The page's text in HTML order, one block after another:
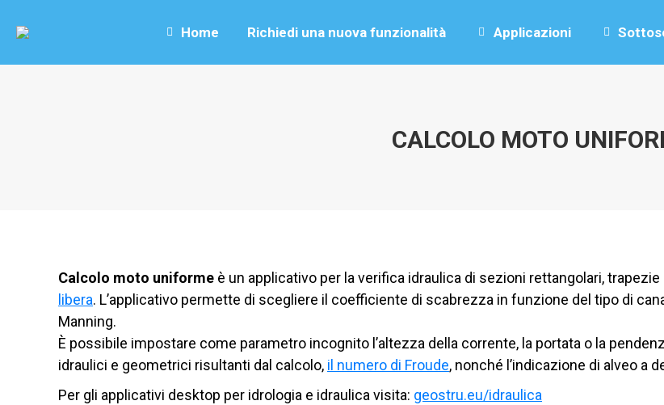
Home Richiedi una nuova funzionalità Applicazioni
CALCOLO MOTO
Calcolo moto uniforme è un applicativo per la verifica idraulica di sezioni rettangolari,
libera. L’applicativo permette di scegliere il coefficiente di scabrezza in funzione del tipo di
Manning.
È possibile impostare come parametro incognito l’altezza della corrente, la portata o la
idraulici e geometrici risultanti dal calcolo, il numero di Froude, nonché l’indicazione di alveo a
Per gli applicativi desktop per idrologia e idraulica visita: geostru.eu/idraulica